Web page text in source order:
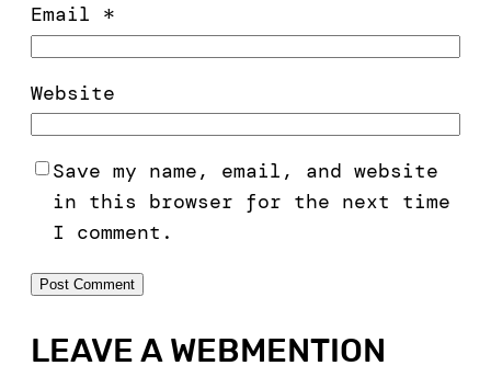
Email *
Website
Save my name, email, and website
in this browser for the next time
I comment.
LEAVE A WEBMENTION